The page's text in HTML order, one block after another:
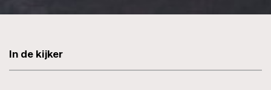
In de kijker